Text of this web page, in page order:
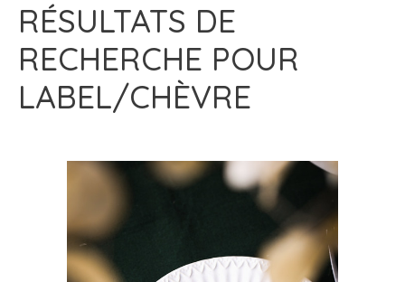
RÉSULTATS DE
RECHERCHE POUR
LABEL/CHÈVRE